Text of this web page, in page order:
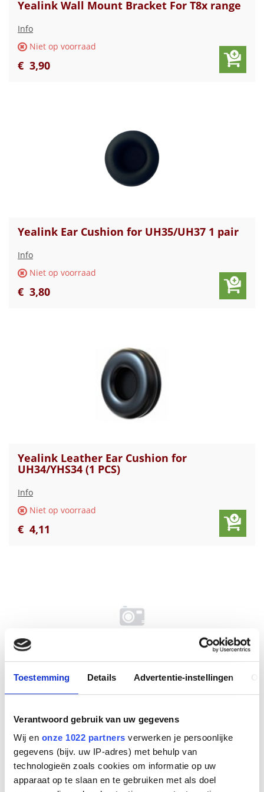
Toestemming Details Advertentie-instellingen
Verantwoord gebruik van uw gegevens
Wij en onze 1022 partners verwerken je persoonlijke
gegevens (bijv. uw IP-adres) met behulp van
technologieën zoals cookies om informatie op uw
apparaat op te slaan en te gebruiken met als doel
Yealink Wall Mount Bracket For T8x range
Info
Niet op voorraad
€ 3,90
Yealink Ear Cushion for UH35/UH37 1 pair
Info
Niet op voorraad
€ 3,80
Yealink Leather Ear Cushion for
UH34/YHS34 (1 PCS)
Info
Niet op voorraad
€ 4,11
Yealink Krulsnoer SC-T26P/T28P/SIP-T4x
Info
Niet op voorraad
€ 4,73